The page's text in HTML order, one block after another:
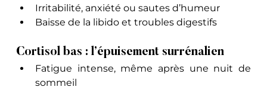
Irritabilité, anxiété ou sautes d’humeur
Baisse de la libido et troubles digestifs
Cortisol bas : l’épuisement surrénalien
Fatigue intense, même après une nuit de
sommeil